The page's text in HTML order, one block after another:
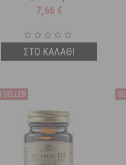
Αναβράζουσες Ταμπλέτες
7,66 €
ΣΤΟ ΚΑΛΑΘΙ